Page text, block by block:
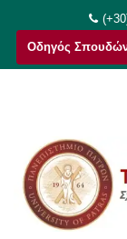
στο
περιεχόμενο
Οδηγός Σπουδών